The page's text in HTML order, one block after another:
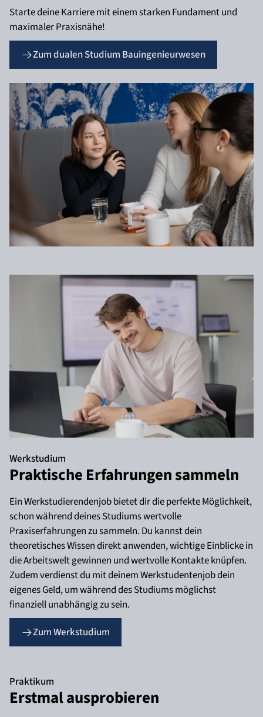
Starte deine Karriere mit einem starken Fundament und
maximaler Praxisnähe!
Zum dualen Studium Bauingenieurwesen
Werkstudium
Praktische Erfahrungen sammeln
Ein Werkstudierendenjob bietet dir die perfekte Möglichkeit,
schon während deines Studiums wertvolle
Praxiserfahrungen zu sammeln. Du kannst dein
theoretisches Wissen direkt anwenden, wichtige Einblicke in
die Arbeitswelt gewinnen und wertvolle Kontakte knüpfen.
Zudem verdienst du mit deinem Werkstudentenjob dein
eigenes Geld, um während des Studiums möglichst
finanziell unabhängig zu sein.
Zum Werkstudium
Praktikum
Erstmal ausprobieren